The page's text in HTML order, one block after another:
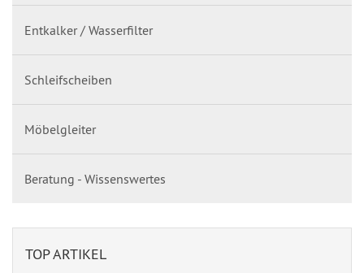
Entkalker / Wasserfilter
Schleifscheiben
Möbelgleiter
Beratung - Wissenswertes
TOP ARTIKEL